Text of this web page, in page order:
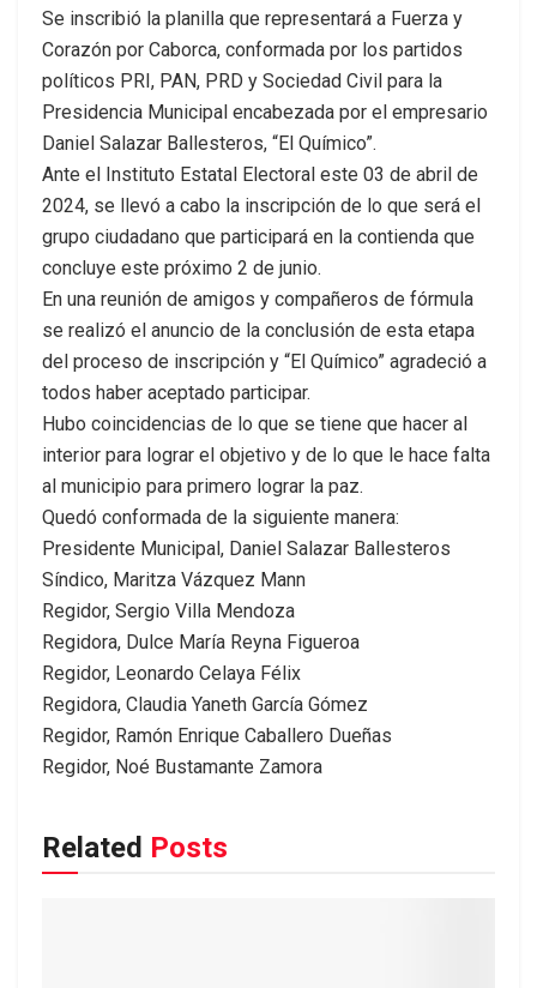
Se inscribió la planilla que representará a Fuerza y
Corazón por Caborca, conformada por los partidos
políticos PRI, PAN, PRD y Sociedad Civil para la
Presidencia Municipal encabezada por el empresario
Daniel Salazar Ballesteros, “El Químico”.
Ante el Instituto Estatal Electoral este 03 de abril de
2024, se llevó a cabo la inscripción de lo que será el
grupo ciudadano que participará en la contienda que
concluye este próximo 2 de junio.
En una reunión de amigos y compañeros de fórmula
se realizó el anuncio de la conclusión de esta etapa
del proceso de inscripción y “El Químico” agradeció a
todos haber aceptado participar.
Hubo coincidencias de lo que se tiene que hacer al
interior para lograr el objetivo y de lo que le hace falta
al municipio para primero lograr la paz.
Quedó conformada de la siguiente manera:
Presidente Municipal, Daniel Salazar Ballesteros
Síndico, Maritza Vázquez Mann
Regidor, Sergio Villa Mendoza
Regidora, Dulce María Reyna Figueroa
Regidor, Leonardo Celaya Félix
Regidora, Claudia Yaneth García Gómez
Regidor, Ramón Enrique Caballero Dueñas
Regidor, Noé Bustamante Zamora
Related Posts